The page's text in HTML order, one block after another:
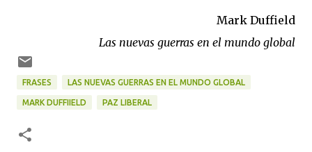
Mark Duffield
Las nuevas guerras en el mundo global
FRASES LAS NUEVAS GUERRAS EN EL MUNDO GLOBAL
MARK DUFFIIELD PAZ LIBERAL